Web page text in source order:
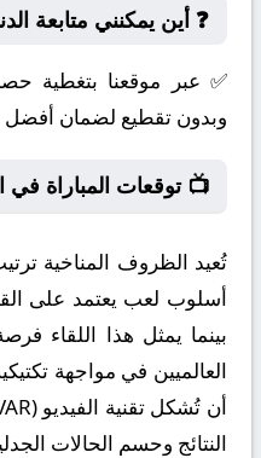
❓ أين يمكنني متابعة
✅ عبر موقعنا بتغطية
وبدون تقطيع لضمان أفضل
📺 توقعات المباراة في
تُعيد الظروف المناخية
أسلوب لعب يعتمد على
بينما يمثل هذا اللقاء
العالميين في مواجهة
النتائج وحسم الحالات